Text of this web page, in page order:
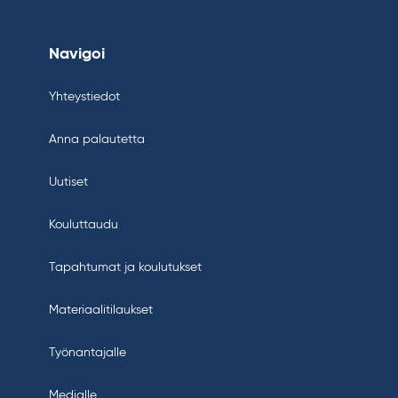
Navigoi
Yhteystiedot
Anna palautetta
Uutiset
Kouluttaudu
Tapahtumat ja koulutukset
Materiaalitilaukset
Työnantajalle
Medialle